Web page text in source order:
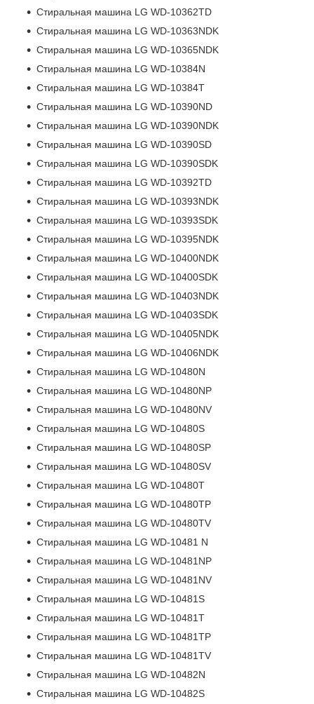
Стиральная машина LG WD-10362TD
Стиральная машина LG WD-10363NDK
Стиральная машина LG WD-10365NDK
Стиральная машина LG WD-10384N
Стиральная машина LG WD-10384T
Стиральная машина LG WD-10390ND
Стиральная машина LG WD-10390NDK
Стиральная машина LG WD-10390SD
Стиральная машина LG WD-10390SDK
Стиральная машина LG WD-10392TD
Стиральная машина LG WD-10393NDK
Стиральная машина LG WD-10393SDK
Стиральная машина LG WD-10395NDK
Стиральная машина LG WD-10400NDK
Стиральная машина LG WD-10400SDK
Стиральная машина LG WD-10403NDK
Стиральная машина LG WD-10403SDK
Стиральная машина LG WD-10405NDK
Стиральная машина LG WD-10406NDK
Стиральная машина LG WD-10480N
Стиральная машина LG WD-10480NP
Стиральная машина LG WD-10480NV
Стиральная машина LG WD-10480S
Стиральная машина LG WD-10480SP
Стиральная машина LG WD-10480SV
Стиральная машина LG WD-10480T
Стиральная машина LG WD-10480TP
Стиральная машина LG WD-10480TV
Стиральная машина LG WD-10481 N
Стиральная машина LG WD-10481NP
Стиральная машина LG WD-10481NV
Стиральная машина LG WD-10481S
Стиральная машина LG WD-10481T
Стиральная машина LG WD-10481TP
Стиральная машина LG WD-10481TV
Стиральная машина LG WD-10482N
Стиральная машина LG WD-10482S